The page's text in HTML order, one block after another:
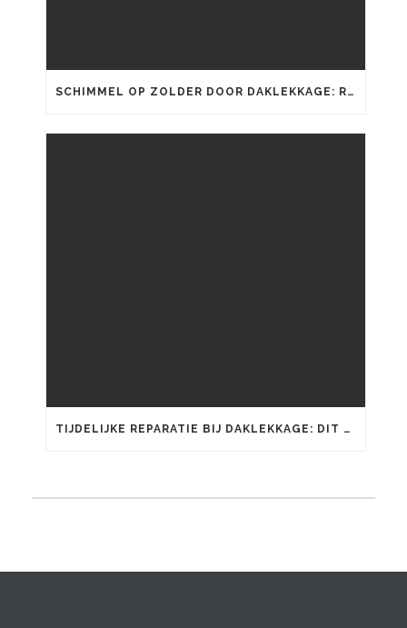
SCHIMMEL OP ZOLDER DOOR DAKLEKKAGE: RISICO’S EN AANPAK
TIJDELIJKE REPARATIE BIJ DAKLEKKAGE: DIT KUNT U ZELF DOEN